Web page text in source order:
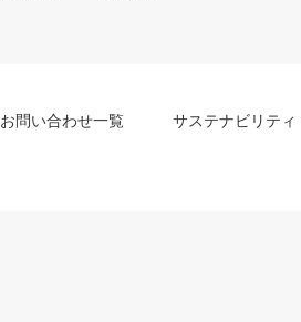
お問い合わせ一覧 サステナビリティ